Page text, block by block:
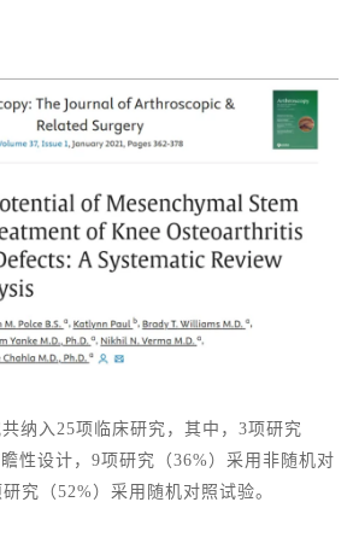
纳入25项临床研究，其中，3项研究
瞻性设计，9项研究（36%）采用非随机对
究（52%）采用随机对照试验。